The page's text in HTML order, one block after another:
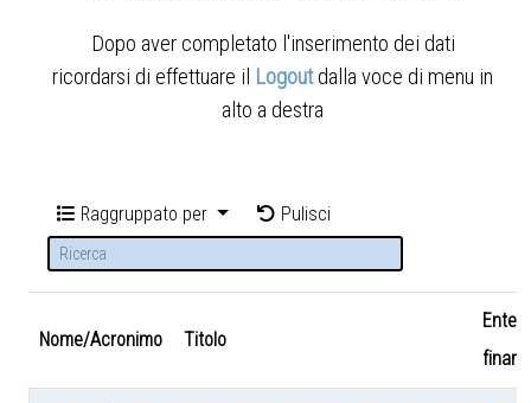
Dopo aver completato l'inserimento dei dati
ricordarsi di effettuare il Logout dalla voce di menu in
alto a destra
Raggruppato per Pulisci
Nome/Acronimo Titolo
Ente